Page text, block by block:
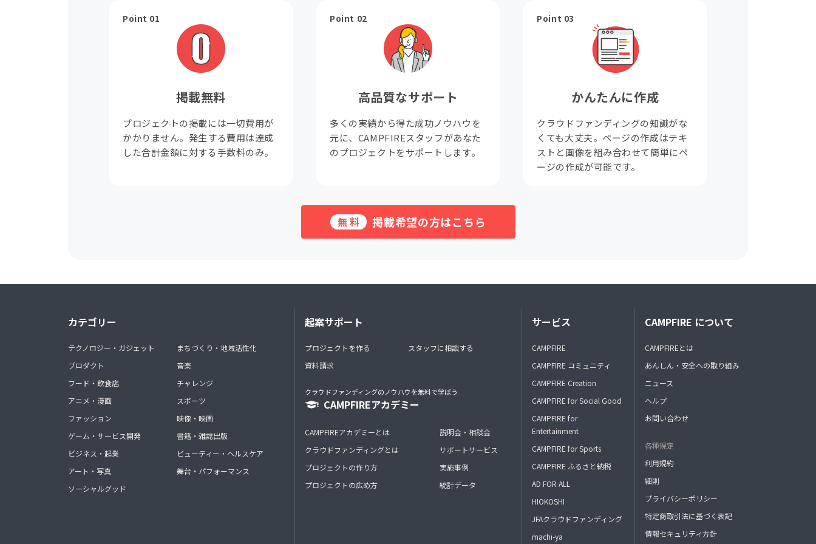
Point 01
掲載無料
プロジェクトの掲載には一切費用が
かかりません。発生する費用は達成
した合計金額に対する手数料のみ。
Point 02
高品質なサポート
多くの実績から得た成功ノウハウを
元に、CAMPFIREスタッフがあなた
のプロジェクトをサポートします。
Point 03
かんたんに作成
クラウドファンディングの知識がな
くても大丈夫。ページの作成はテキ
ストと画像を組み合わせて簡単にペ
ージの作成が可能です。
無料 掲載希望の方はこちら
カテゴリー
テクノロジー・ガジェット
プロダクト
フード・飲食店
アニメ・漫画
ファッション
ゲーム・サービス開発
ビジネス・起業
アート・写真
ソーシャルグッド
まちづくり・地域活性化
音楽
チャレンジ
スポーツ
映像・映画
書籍・雑誌出版
ビューティー・ヘルスケア
舞台・パフォーマンス
起案サポート
プロジェクトを作る
資料請求
スタッフに相談する
クラウドファンディングのノウハウを無料で学ぼう
CAMPFIREアカデミー
CAMPFIREアカデミーとは
クラウドファンディングとは
プロジェクトの作り方
プロジェクトの広め方
説明会・相談会
サポートサービス
実施事例
統計データ
サービス
CAMPFIRE
CAMPFIRE コミュニティ
CAMPFIRE Creation
CAMPFIRE for Social Good
CAMPFIRE for
Entertainment
CAMPFIRE for Sports
CAMPFIRE ふるさと納税
AD FOR ALL
HIOKOSHI
JFAクラウドファンディング
machi-ya
CAMPFIRE について
CAMPFIREとは
あんしん・安全への取り組み
ニュース
ヘルプ
お問い合わせ
各種規定
利用規約
細則
プライバシーポリシー
特定商取引法に基づく表記
情報セキュリティ方針